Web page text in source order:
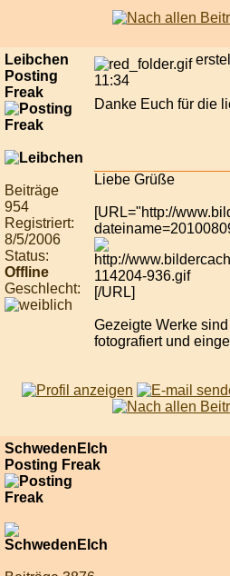
Leibchen
Posting
Freak
Beiträge
954
Registriert:
8/5/2006
Status:
Offline
Geschlecht:
11:34
Danke Euch für die
Liebe Grüße
[URL="http://
[/URL]
Gezeigte Werke
fotografiert und
SchwedenElch
Posting Freak